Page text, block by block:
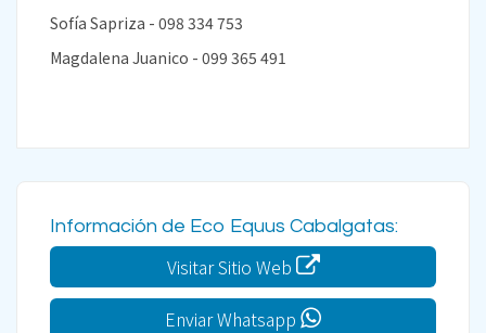
Sofía Sapriza - 098 334 753
Magdalena Juanico - 099 365 491
Información de Eco Equus Cabalgatas:
Visitar Sitio Web
Enviar Whatsapp